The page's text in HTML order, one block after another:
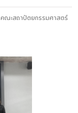
คณะสถาปัตยกรรมศาสตร์